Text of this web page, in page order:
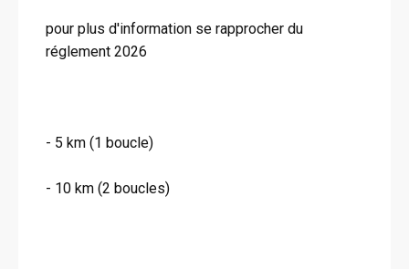
pour plus d'information se rapprocher du
réglement 2026
- 5 km (1 boucle)
- 10 km (2 boucles)